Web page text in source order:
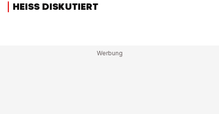
HEISS DISKUTIERT